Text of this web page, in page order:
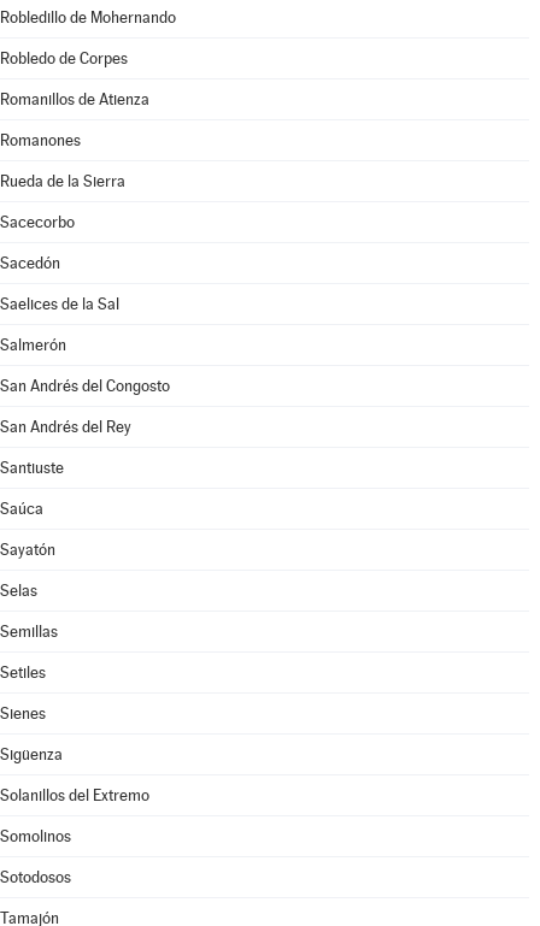
Robledillo de Mohernando
Robledo de Corpes
Romanillos de Atienza
Romanones
Rueda de la Sierra
Sacecorbo
Sacedón
Saelices de la Sal
Salmerón
San Andrés del Congosto
San Andrés del Rey
Santiuste
Saúca
Sayatón
Selas
Semillas
Setiles
Sienes
Sigüenza
Solanillos del Extremo
Somolinos
Sotodosos
Tamajón